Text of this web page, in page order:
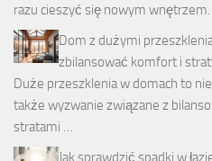
razu cieszyć się nowym wnętrzem.
Dom z dużymi
zbilansować komfort i
Duże przeszklenia w domach to
także wyzwanie związane z
stratami …
Jak sprawdzić spadki w